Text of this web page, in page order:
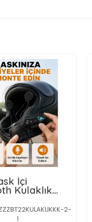
İçi
Kulaklık
Yeni Nesil
2-
1